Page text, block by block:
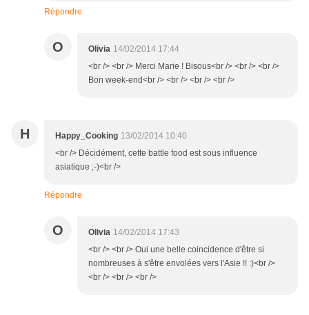
Répondre
O Olivia 14/02/2014 17:44
<br /> <br /> Merci Marie ! Bisous<br /> <br /> <br />
Bon week-end<br /> <br /> <br /> <br />
H Happy_Cooking 13/02/2014 10:40
<br /> Décidément, cette battle food est sous influence
asiatique ;-)<br />
Répondre
O Olivia 14/02/2014 17:43
<br /> <br /> Oui une belle coincidence d'être si
nombreuses à s'être envolées vers l'Asie !! :)<br />
<br /> <br /> <br />